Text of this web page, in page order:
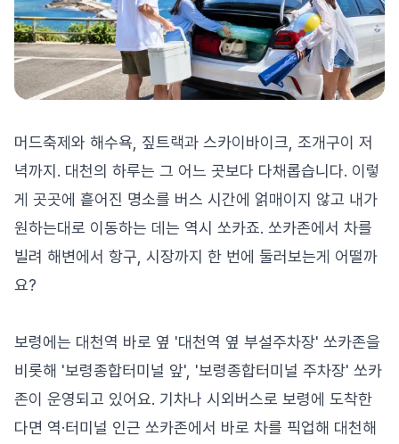
머드축제와 해수욕, 짚트랙과 스카이바이크, 조개구이 저
녁까지. 대천의 하루는 그 어느 곳보다 다채롭습니다. 이렇
게 곳곳에 흩어진 명소를 버스 시간에 얽매이지 않고 내가
원하는대로 이동하는 데는 역시 쏘카죠. 쏘카존에서 차를
빌려 해변에서 항구, 시장까지 한 번에 둘러보는게 어떨까
요?
보령에는 대천역 바로 옆 '대천역 옆 부설주차장' 쏘카존을
비롯해 '보령종합터미널 앞', '보령종합터미널 주차장' 쏘카
존이 운영되고 있어요. 기차나 시외버스로 보령에 도착한
다면 역·터미널 인근 쏘카존에서 바로 차를 픽업해 대천해